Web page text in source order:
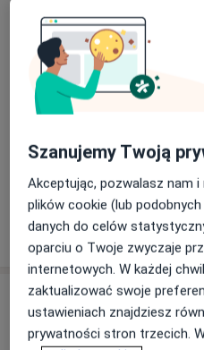
Zobacz galerię (6)
Pokaż
Aktualności
dr n. med. Maja
Szanujemy Twoją
Akceptując, pozwalasz nam
plików cookie (lub
danych do celów
oparciu o Twoje zwyczaje
internetowych. W każdej
zaktualizować swoje
ustawieniach znajdziesz
prywatności stron trzecich.